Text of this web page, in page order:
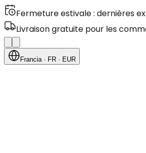
Fermeture estivale : dernières
Livraison gratuite pour les
Francia· FR · EUR